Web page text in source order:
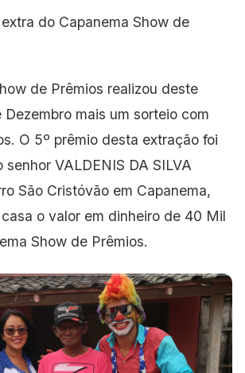
do Capanema Show de
de Prêmios realizou deste
mais um sorteio com
O 5º prêmio desta extração foi
VALDENIS DA SILVA
São Cristóvão em Capanema,
o valor em dinheiro de 40 Mil
Show de Prêmios.